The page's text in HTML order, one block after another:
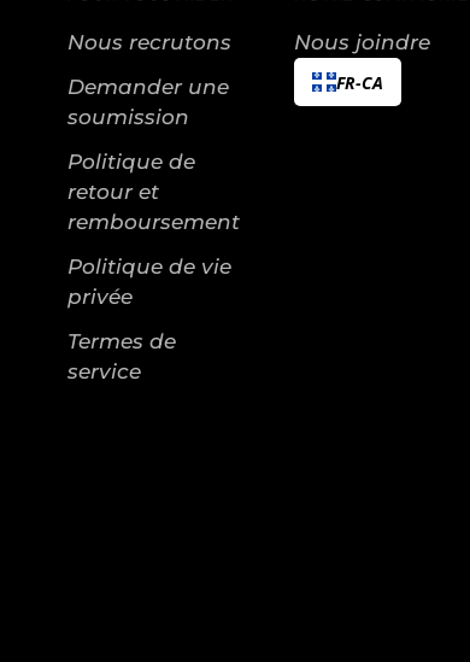
Nous recrutons
Demander une
soumission
Politique de
retour et
remboursement
Politique de vie
privée
Termes de
service
Nous joindre
FR-CA